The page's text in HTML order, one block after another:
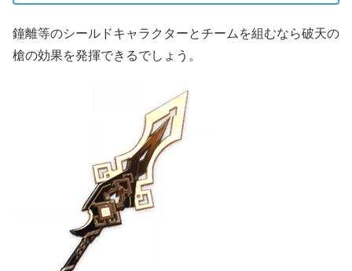
鐘離等のシールドキャラクターとチームを組むなら破天の
槍の効果を発揮できるでしょう。